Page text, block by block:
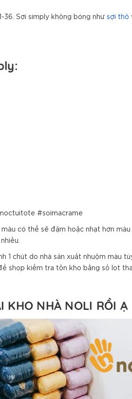
36. Sợi simply không bóng như sợi thô
#soimacrame
màu có thể sẽ đậm hoặc nhạt hơn
1 chút do nhà sản xuất nhuộm màu
shop kiểm tra tồn kho bằng số lot
KHO NHÀ NOLI RỒI Ạ